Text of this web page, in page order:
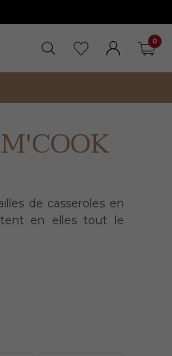
FERMER LA
RECHERCHER
MES FAVORIS
MON
0
de casseroles en
en elles tout le